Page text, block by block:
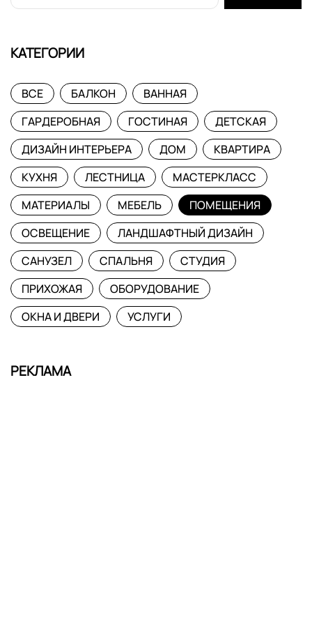
КАТЕГОРИИ
ВСЕ БАЛКОН
ВАННАЯ
ГАРДЕРОБНАЯ
ГОСТИНАЯ
ДЕТСКАЯ
ДИЗАЙН ИНТЕРЬЕРА
ДОМ
КВАРТИРА
КУХНЯ
ЛЕСТНИЦА
МАСТЕРКЛАСС
МАТЕРИАЛЫ
МЕБЕЛЬ
ПОМЕЩЕНИЯ
ОСВЕЩЕНИЕ
ЛАНДШАФТНЫЙ ДИЗАЙН
САНУЗЕЛ
СПАЛЬНЯ
СТУДИЯ
ПРИХОЖАЯ
ОБОРУДОВАНИЕ
ОКНА И ДВЕРИ
УСЛУГИ
РЕКЛАМА